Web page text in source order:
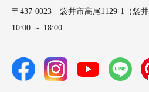
〒437-0023 袋井市高尾1129-1（袋井
10:00 ～ 18:00